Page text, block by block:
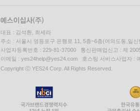
대표 : 김석환, 최세라
주소 : 서울시 영등포구 은행로 11, 5층~6층(여의도동,일신
사업자등록번호 : 229-81-37000 통신판매업신고 : 제
이메일 : yes24help@yes24.com 호스팅 서비스사업자 :
Copyright ⓒ YES24 Corp. All Rights Reserved.